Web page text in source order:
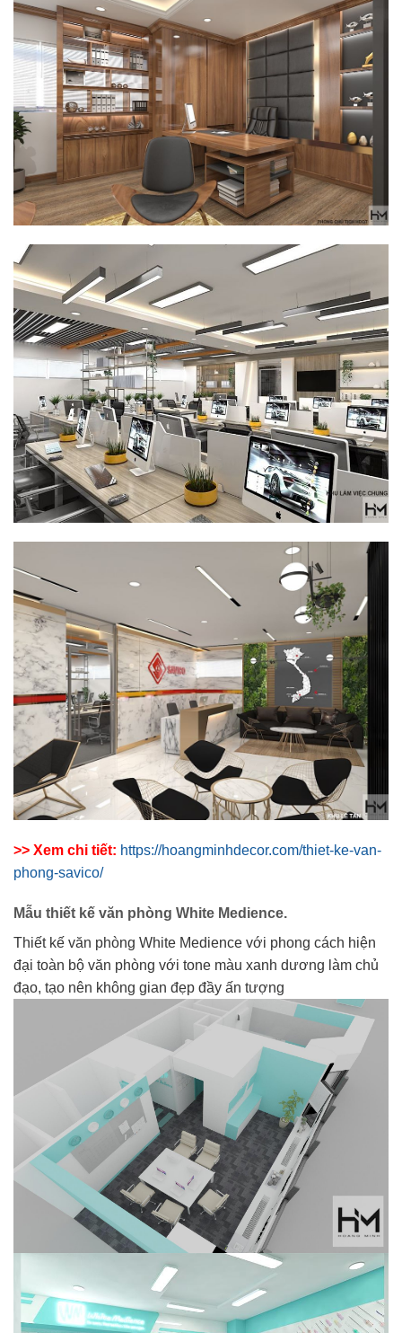
>> Xem chi tiết: https://hoangminhdecor.com/thiet-ke-van-
phong-savico/
Mẫu thiết kế văn phòng White Medience.
Thiết kế văn phòng White Medience với phong cách hiện
đại toàn bộ văn phòng với tone màu xanh dương làm chủ
đạo, tạo nên không gian đẹp đầy ấn tượng